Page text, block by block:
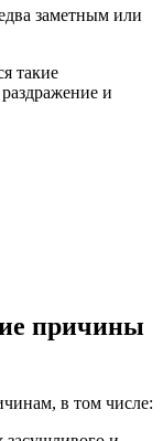
заметным или
такие
и
причины
в том числе: